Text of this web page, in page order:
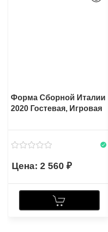
Форма Сборной Италии
2020 Гостевая, Игровая
2 560